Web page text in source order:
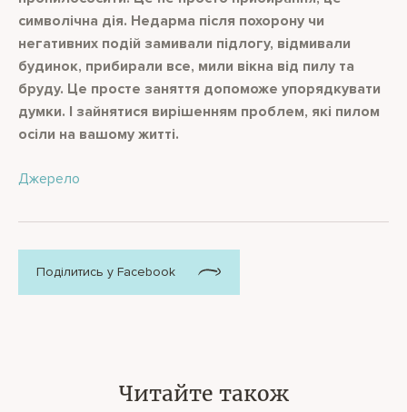
символічна дія. Недарма після похорону чи
негативних подій замивали підлогу, відмивали
будинок, прибирали все, мили вікна від пилу та
бруду. Це просте заняття допоможе упорядкувати
думки. І зайнятися вирішенням проблем, які пилом
осіли на вашому житті.
Джерело
Поділитись у Facebook
Читайте також